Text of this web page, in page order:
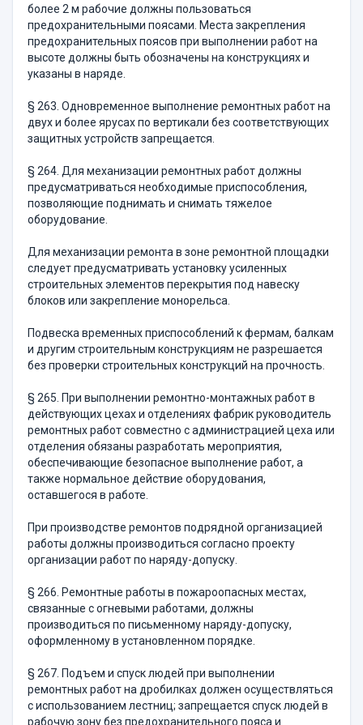
более 2 м рабочие должны пользоваться
предохранительными поясами. Места закреп­ления
предохранительных поясов при выполнении работ на
высоте должны быть обозначены на конструкциях и
указаны в наряде.
§ 263. Одновременное выполнение ремонтных работ на
двух и более ярусах по вертикали без соответствующих
защитных уст­ройств запрещается.
§ 264. Для механизации ремонтных работ должны
предусмат­риваться необходимые приспособления,
позволяющие поднимать и снимать тяжелое
оборудование.
Для механизации ремонта в зоне ремонтной площадки
следует предусматривать установку усиленных
строительных элементов пе­рекрытия под навеску
блоков или закрепление монорельса.
Подвеска временных приспособлений к фермам, балкам
и дру­гим строительным конструкциям не разрешается
без проверки стро­ительных конструкций на прочность.
§ 265. При выполнении ремонтно-монтажных работ в
действу­ющих цехах и отделениях фабрик руководитель
ремонтных работ совместно с администрацией цеха или
отделения обязаны разрабо­тать мероприятия,
обеспечивающие безопасное выполнение ра­бот, а
также нормальное действие оборудования,
оставшегося в ра­боте.
При производстве ремонтов подрядной организацией
работы должны производиться согласно проекту
организации работ по на­ряду-допуску.
§ 266. Ремонтные работы в пожароопасных местах,
связанные с огневыми работами, должны
производиться по письменному наря­ду-допуску,
оформленному в установленном порядке.
§ 267. Подъем и спуск людей при выполнении
ремонтных работ на дробилках должен осуществляться
с использованием лестниц; запрещается спуск людей в
рабочую зону без предохранительного пояса и